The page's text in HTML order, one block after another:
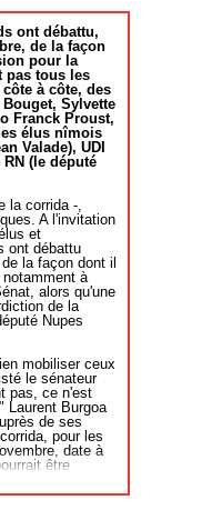
Pedro Adão
spécialisé
et les
d'une
d'un doctorat
politiques.
à l'ISCTE -
ses
nommé par
2021, pour
mission qui
des 50
2024.
en 2021, le
que Pedro
au PS à
avoir été
national du
d'Eduardo
également
sur RTP, TSF
depuis
Elles
à la
validées
des
en tant
les
par
expresse de
celle de
dimanche
dans
d’une
après
après le
délégué
été
caisse
était prévue
ont débattu,
de la façon
pour la
pas tous les
à côte, des
Sylvette
Franck Proust,
élus nîmois
Valade), UDI
(le député
la corrida -,
A l'invitation
et
ont débattu
la façon dont il
à
alors qu'une
de la
Nupes
mobiliser ceux
le sénateur
pas, ce n'est
Laurent Burgoa
de ses
pour les
date à
être
Mais
en quatrième